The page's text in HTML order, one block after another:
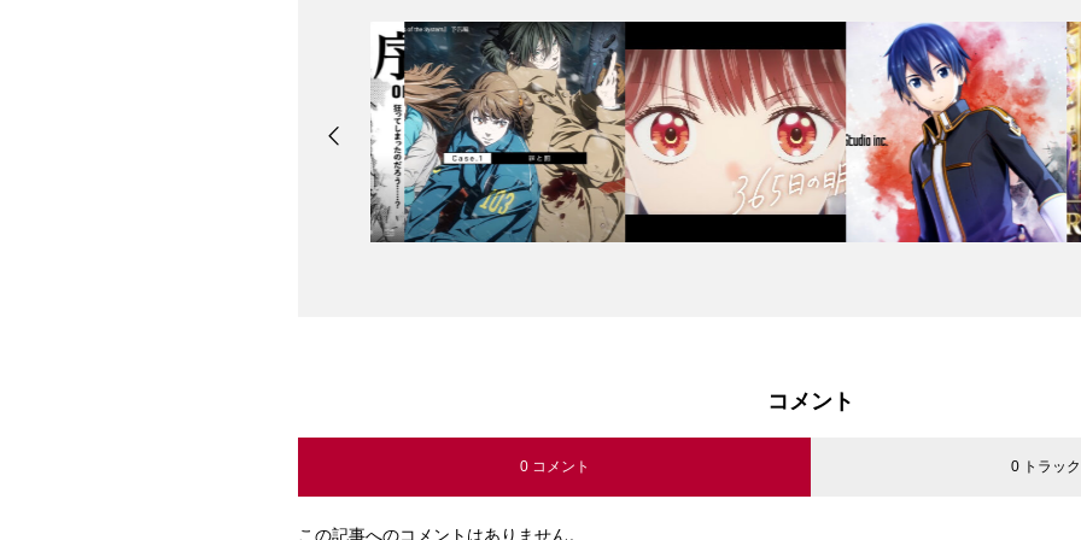
コメント
0 コメント 0 トラッ
この記事へのコメントはありません。